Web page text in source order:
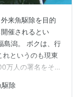
来魚駆除を目的
催されるとい
潟。 ボクは、行
れというのも現東
万人の署名をその
スが「害魚」と
駆除